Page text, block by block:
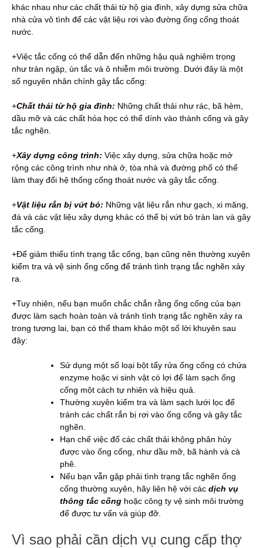
khác nhau như các chất thải từ hộ gia đình, xây dựng sửa chữa
nhà cửa vô tình để các vật liệu rơi vào đường ống cống thoát
nước.
+Việc tắc cống có thể dẫn đến những hậu quả nghiêm trọng
như tràn ngập, ùn tắc và ô nhiễm môi trường. Dưới đây là một
số nguyên nhân chính gây tắc cống:
+Chất thải từ hộ gia đình: Những chất thải như rác, bã hèm,
dầu mỡ và các chất hóa học có thể dính vào thành cống và gây
tắc nghẽn.
+Xây dựng công trình: Việc xây dựng, sửa chữa hoặc mở
rộng các công trình như nhà ở, tòa nhà và đường phố có thể
làm thay đổi hệ thống cống thoát nước và gây tắc cống.
+Vật liệu rắn bị vứt bỏ: Những vật liệu rắn như gạch, xi măng,
đá và các vật liệu xây dựng khác có thể bị vứt bỏ tràn lan và gây
tắc cống.
+Để giảm thiểu tình trạng tắc cống, bạn cũng nên thường xuyên
kiểm tra và vệ sinh ống cống để tránh tình trạng tắc nghẽn xảy
ra.
+Tuy nhiên, nếu bạn muốn chắc chắn rằng ống cống của bạn
được làm sạch hoàn toàn và tránh tình trạng tắc nghẽn xảy ra
trong tương lai, bạn có thể tham khảo một số lời khuyên sau
đây:
Sử dụng một số loại bột tẩy rửa ống cống có chứa
enzyme hoặc vi sinh vật có lợi để làm sạch ống
cống một cách tự nhiên và hiệu quả.
Thường xuyên kiểm tra và làm sạch lưới lọc để
tránh các chất rắn bị rơi vào ống cống và gây tắc
nghẽn.
Hạn chế việc đổ các chất thải không phân hủy
được vào ống cống, như dầu mỡ, bã hành và cà
phê.
Nếu bạn vẫn gặp phải tình trạng tắc nghẽn ống
cống thường xuyên, hãy liên hệ với các dịch vụ
thông tắc cống hoặc công ty vệ sinh môi trường
để được tư vấn và giúp đỡ.
Vì sao phải cần dịch vụ cung cấp thợ